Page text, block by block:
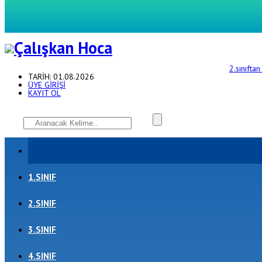
2.sınıftan 3’e geçenler için test
TARİH: 01.08.2026
ÜYE GİRİŞİ
KAYIT OL
1.SINIF
2.SINIF
3.SINIF
4.SINIF